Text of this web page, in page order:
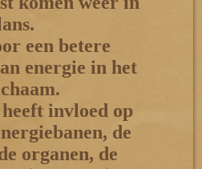
een betere
energie in het
invloed op
de
organen, de